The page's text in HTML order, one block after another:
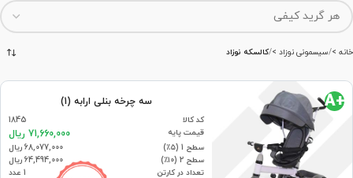
خانه سیسمونی نوزاد کالسکه نوزاد
سه چرخه بنلی ارابه (1)
کد کالا
1845
قیمت پایه
71,660,000 ریال
سطح 1 (۵٪)
68,077,000 ریال
سطح 2 (۱۰٪)
64,494,000 ریال
تعداد در کارتن
1 عدد
+A